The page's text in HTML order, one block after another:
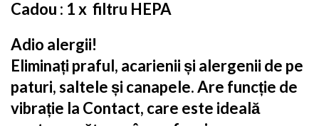
Cadou : 1 x filtru HEPA
Adio alergii!
Eliminați praful, acarienii și alergenii de pe
paturi, saltele și canapele. Are funcție de
vibrație la Contact, care este ideală